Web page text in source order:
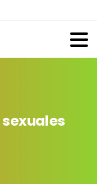
sexuales